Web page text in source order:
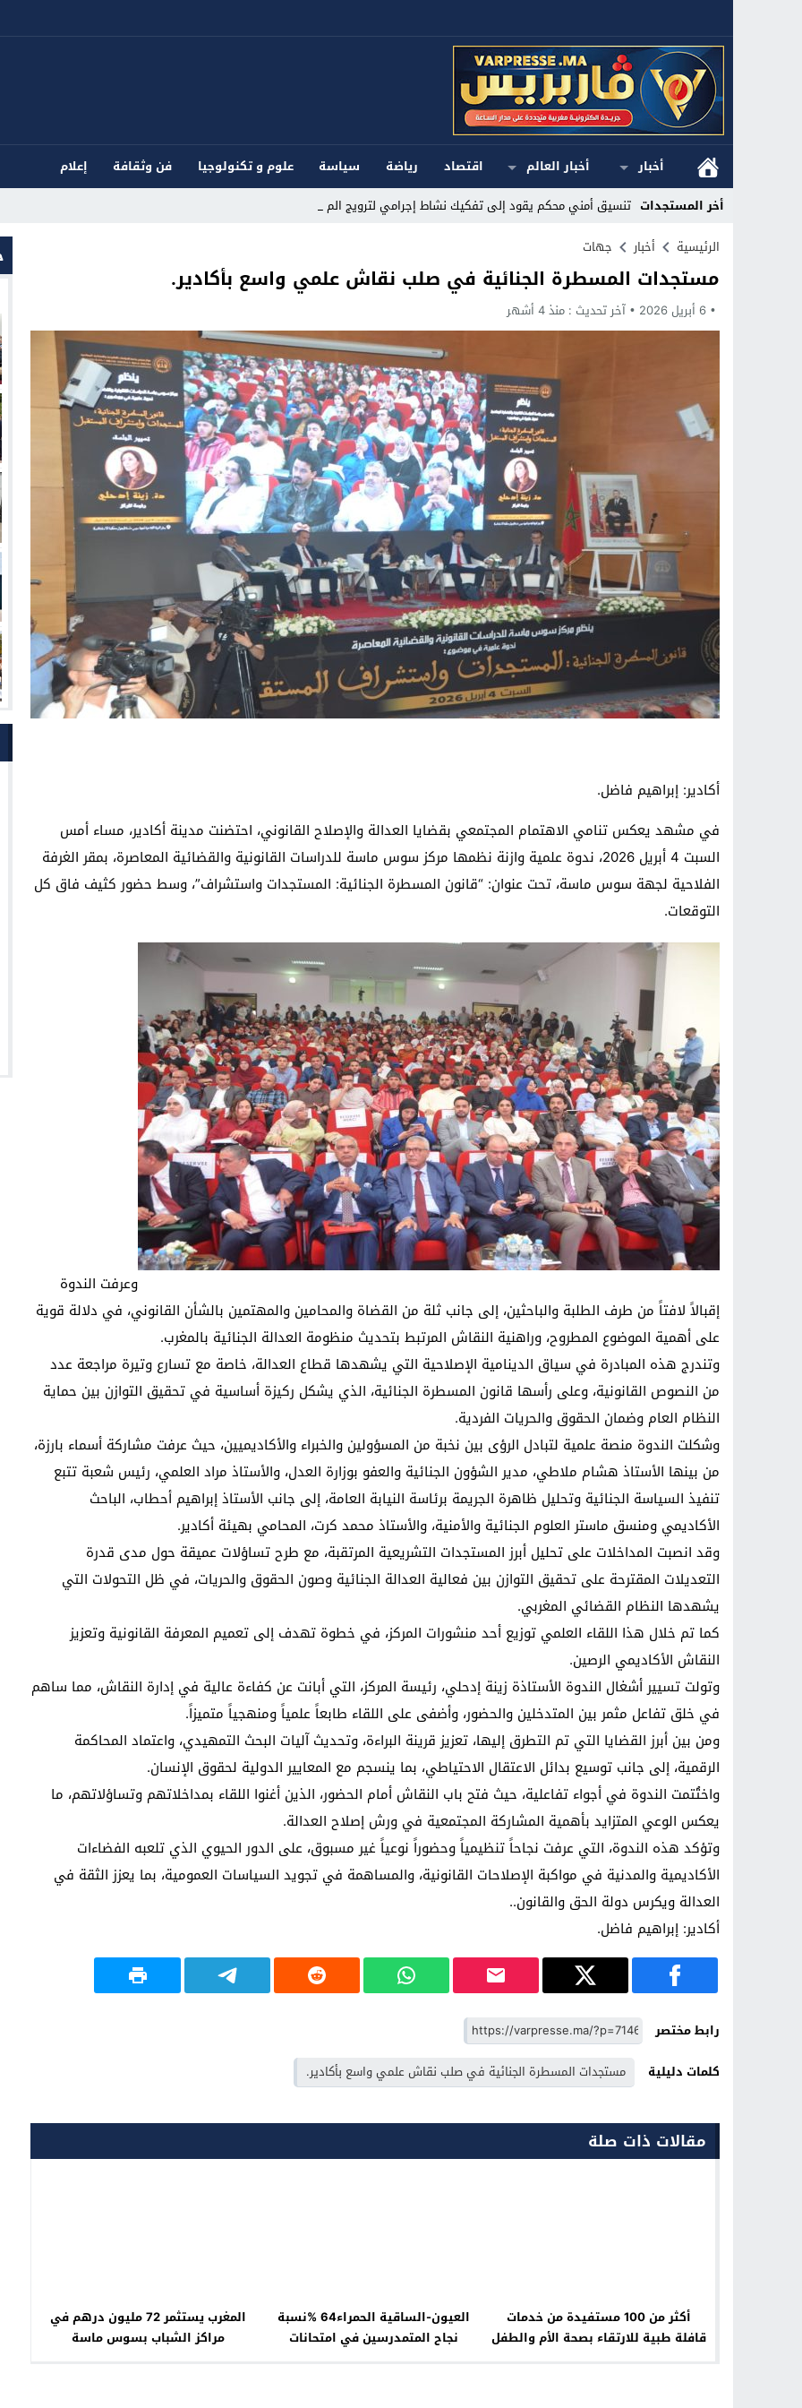
أخبار أخبار العالم اقتصاد رياضة سياسة علوم و تكنولوجيا فن وثقافة
إعلام
أخر المستجدات تنسيق أمني محكم يقود إلى تفكيك نشاط إجرامي لترويج المؤثرات العقل_
Stop
Previous
Next
الرئيسية أخبار جهات
مستجدات المسطرة الجنائية في صلب نقاش علمي واسع بأكادير.
6 أبريل 2026 آخر تحديث : منذ 4 أشهر
أكادير: إبراهيم فاضل.
في مشهد يعكس تنامي الاهتمام المجتمعي بقضايا العدالة والإصلاح القانوني، احتضنت مدينة أكادير، مساء أمس
السبت 4 أبريل 2026، ندوة علمية وازنة نظمها مركز سوس ماسة للدراسات القانونية والقضائية المعاصرة، بمقر الغرفة
الفلاحية لجهة سوس ماسة، تحت عنوان: “قانون المسطرة الجنائية: المستجدات واستشراف”، وسط حضور كثيف فاق كل
التوقعات.
وعرفت الندوة
إقبالاً لافتاً من طرف الطلبة والباحثين، إلى جانب ثلة من القضاة والمحامين والمهتمين بالشأن القانوني، في دلالة قوية
على أهمية الموضوع المطروح، وراهنية النقاش المرتبط بتحديث منظومة العدالة الجنائية بالمغرب.
وتندرج هذه المبادرة في سياق الدينامية الإصلاحية التي يشهدها قطاع العدالة، خاصة مع تسارع وتيرة مراجعة عدد
من النصوص القانونية، وعلى رأسها قانون المسطرة الجنائية، الذي يشكل ركيزة أساسية في تحقيق التوازن بين حماية
النظام العام وضمان الحقوق والحريات الفردية.
وشكلت الندوة منصة علمية لتبادل الرؤى بين نخبة من المسؤولين والخبراء والأكاديميين، حيث عرفت مشاركة أسماء بارزة،
من بينها الأستاذ هشام ملاطي، مدير الشؤون الجنائية والعفو بوزارة العدل، والأستاذ مراد العلمي، رئيس شعبة تتبع
تنفيذ السياسة الجنائية وتحليل ظاهرة الجريمة برئاسة النيابة العامة، إلى جانب الأستاذ إبراهيم أحطاب، الباحث
الأكاديمي ومنسق ماستر العلوم الجنائية والأمنية، والأستاذ محمد كرت، المحامي بهيئة أكادير.
وقد انصبت المداخلات على تحليل أبرز المستجدات التشريعية المرتقبة، مع طرح تساؤلات عميقة حول مدى قدرة
التعديلات المقترحة على تحقيق التوازن بين فعالية العدالة الجنائية وصون الحقوق والحريات، في ظل التحولات التي
يشهدها النظام القضائي المغربي.
كما تم خلال هذا اللقاء العلمي توزيع أحد منشورات المركز، في خطوة تهدف إلى تعميم المعرفة القانونية وتعزيز
النقاش الأكاديمي الرصين.
وتولت تسيير أشغال الندوة الأستاذة زينة إدحلي، رئيسة المركز، التي أبانت عن كفاءة عالية في إدارة النقاش، مما ساهم
في خلق تفاعل مثمر بين المتدخلين والحضور، وأضفى على اللقاء طابعاً علمياً ومنهجياً متميزاً.
ومن بين أبرز القضايا التي تم التطرق إليها، تعزيز قرينة البراءة، وتحديث آليات البحث التمهيدي، واعتماد المحاكمة
الرقمية، إلى جانب توسيع بدائل الاعتقال الاحتياطي، بما ينسجم مع المعايير الدولية لحقوق الإنسان.
واختُتمت الندوة في أجواء تفاعلية، حيث فتح باب النقاش أمام الحضور، الذين أغنوا اللقاء بمداخلاتهم وتساؤلاتهم، ما
يعكس الوعي المتزايد بأهمية المشاركة المجتمعية في ورش إصلاح العدالة.
وتؤكد هذه الندوة، التي عرفت نجاحاً تنظيمياً وحضوراً نوعياً غير مسبوق، على الدور الحيوي الذي تلعبه الفضاءات
الأكاديمية والمدنية في مواكبة الإصلاحات القانونية، والمساهمة في تجويد السياسات العمومية، بما يعزز الثقة في
العدالة ويكرس دولة الحق والقانون..
أكادير: إبراهيم فاضل.
رابط مختصر
كلمات دليلية
مستجدات المسطرة الجنائية في صلب نقاش علمي واسع بأكادير.
مقالات ذات صلة
أكثر من 100 مستفيدة من خدمات
قافلة طبية للارتقاء بصحة الأم والطفل
العيون-الساقية الحمراء64 %نسبة
نجاح المتمدرسين في امتحانات
المغرب يستثمر 72 مليون درهم في
مراكز الشباب بسوس ماسة